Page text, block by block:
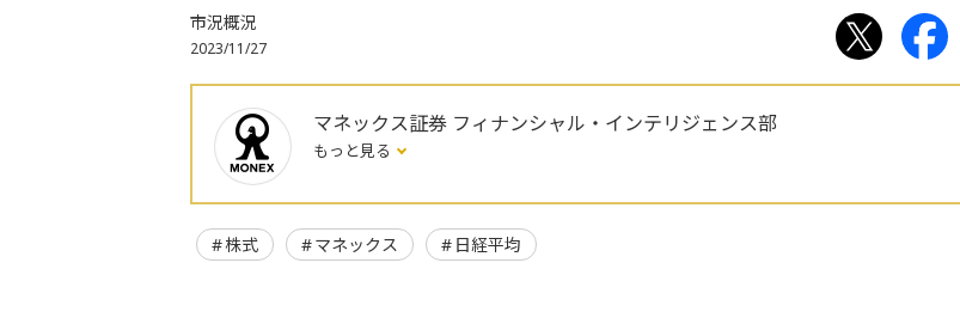
市況概況
2023/11/27
マネックス証券 フィナンシャル・インテリジェンス部
もっと見る
株式 マネックス 日経平均